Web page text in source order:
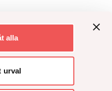
alla
urval